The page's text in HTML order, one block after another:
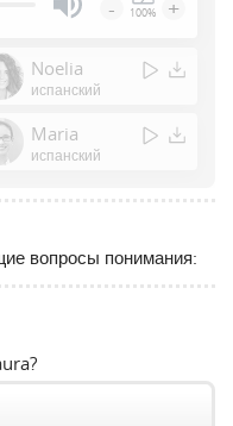
Enter
or
to
show
- 100% +
Noelia
испанский
Maria
испанский
вопросы понимания: